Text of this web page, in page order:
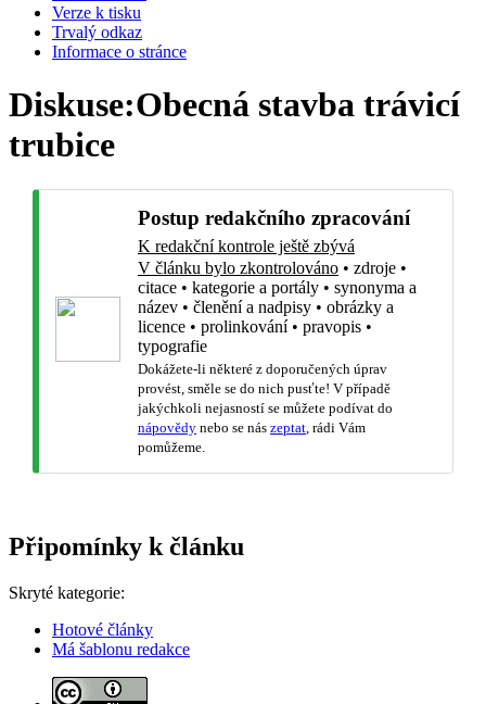
Verze k tisku
Trvalý odkaz
Informace o stránce
Diskuse:Obecná stavba trávicí
trubice
Postup redakčního zpracování
K redakční kontrole ještě zbývá
V článku bylo zkontrolováno • zdroje •
citace • kategorie a portály • synonyma a
název • členění a nadpisy • obrázky a
licence • prolinkování• pravopis •
typografie
Dokážete-li některé z doporučených úprav
provést, směle se do nich pusťte! V případě
jakýchkoli nejasností se můžete podívat do
nápovědy nebo se nás zeptat , rádi Vám
pomůžeme.
Připomínky k článku
Skryté kategorie:
Hotové články
Má šablonu redakce